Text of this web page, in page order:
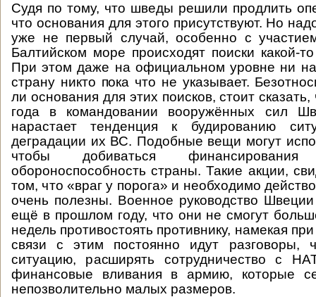
Судя по тому, что шведы решили продлить
что основания для этого присутствуют. Но
уже не первый случай, особенно с
Балтийском море происходят поиски какой-
При этом даже на официальном уровне ни на
страну никто пока что не указывает.
ли основания для этих поисков, стоит
года в командовании вооружённых сил
нарастает тенденция к будированию
деградации их ВС. Подобные вещи могут
чтобы добиваться
обороноспособность страны. Такие акции,
том, что «враг у порога» и необходимо
очень полезны. Военное руководство
ещё в прошлом году, что они не смогут
недель противостоять противнику, намекая
связи с этим постоянно идут разговоры,
ситуацию, расширять сотрудничество с
финансовые вливания в армию, которые
непозволительно малых размеров.